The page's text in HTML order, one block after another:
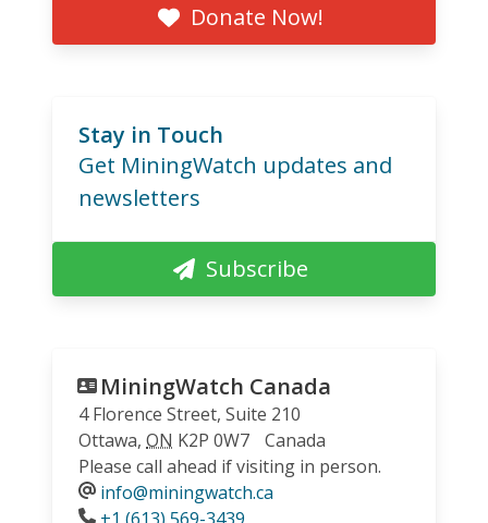
Donate Now!
Stay in Touch
Get MiningWatch updates and
newsletters
Subscribe
MiningWatch Canada
4 Florence Street, Suite 210
Ottawa, ON K2P 0W7
Canada
Please call ahead if visiting in person.
info@miningwatch.ca
Phone
+1 (613) 569-3439